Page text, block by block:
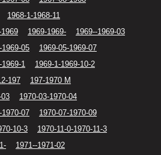
1968-1-1968-11
1969-1969-
1969--1969-03
1969-05
1969-05-1969-07
1969-1
1969-1-1969-10-2
197
197-1970 M
1970-03-1970-04
1970-07
1970-07-1970-09
10-3
1970-11-0-1970-11-3
1971--1971-02